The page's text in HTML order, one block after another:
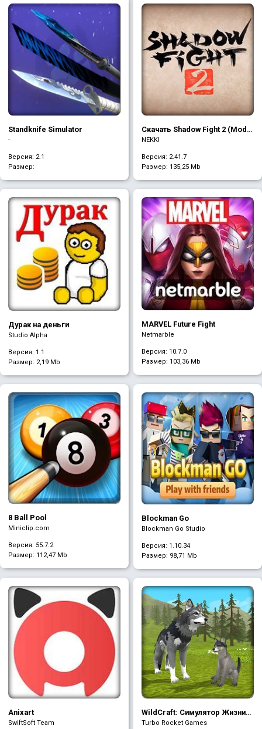
Standknife Simulator
-
Версия: 2.1
Размер:
Скачать Shadow Fight 2 (Mod
бесконечные деньги)
NEKKI
Версия: 2.41.7
Размер: 135,25 Mb
Дурак на деньги
Studio Alpha
Версия: 1.1
Размер: 2,19 Mb
MARVEL Future Fight
Netmarble
Версия: 10.7.0
Размер: 103,36 Mb
8 Ball Pool
Miniclip.com
Версия: 55.7.2
Размер: 112,47 Mb
Blockman Go
Blockman Go Studio
Версия: 1.10.34
Размер: 98,71 Mb
Anixart
SwiftSoft Team
WildCraft: Симулятор Жизни
Зверей Онлайн
Turbo Rocket Games